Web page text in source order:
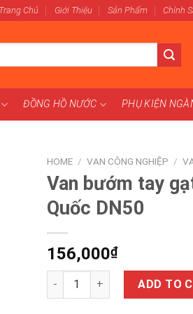
Trang Chủ Giới Thiệu Sản Phẩm Chính
ĐỒNG HỒ NƯỚC PHỤ KIỆN
HOME / VAN CÔNG NGHIỆP /
Van bướm tay
Quốc DN50
156,000₫
Van bướm tay gạt Trung Quốc
ADD TO